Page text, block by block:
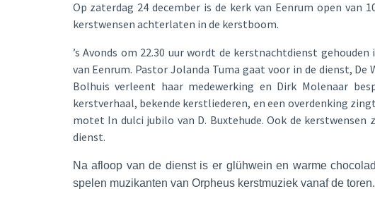
Op zaterdag 24 december is de kerk van Eenrum open van
kerstwensen achterlaten in de kerstboom.
’s Avonds om 22.30 uur wordt de kerstnachtdienst
van Eenrum. Pastor Jolanda Tuma gaat voor in de dienst,
Bolhuis verleent haar medewerking en Dirk Molenaar
kerstverhaal, bekende kerstliederen, en een overdenking
motet In dulci jubilo van D. Buxtehude. Ook de kerstwensen
dienst.
Na afloop van de dienst is er glühwein en warme
spelen muzikanten van Orpheus kerstmuziek vanaf de toren.